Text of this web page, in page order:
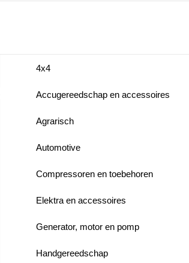
4x4
Accugereedschap en accessoires
Agrarisch
Automotive
Compressoren en toebehoren
Elektra en accessoires
Generator, motor en pomp
Handgereedschap